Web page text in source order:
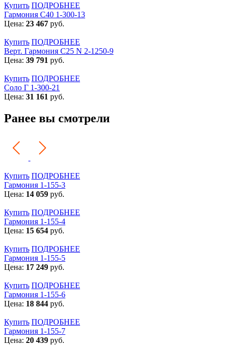
Купить ПОДРОБНЕЕ
Гармония С40 1-300-13
Цена: 23 467 руб.
Купить ПОДРОБНЕЕ
Верт. Гармония С25 N 2-1250-9
Цена: 39 791 руб.
Купить ПОДРОБНЕЕ
Соло Г 1-300-21
Цена: 31 161 руб.
Ранее вы смотрели
Купить ПОДРОБНЕЕ
Гармония 1-155-3
Цена: 14 059 руб.
Купить ПОДРОБНЕЕ
Гармония 1-155-4
Цена: 15 654 руб.
Купить ПОДРОБНЕЕ
Гармония 1-155-5
Цена: 17 249 руб.
Купить ПОДРОБНЕЕ
Гармония 1-155-6
Цена: 18 844 руб.
Купить ПОДРОБНЕЕ
Гармония 1-155-7
Цена: 20 439 руб.